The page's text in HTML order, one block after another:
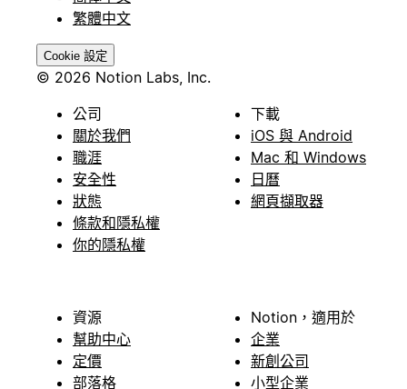
繁體中文
Cookie 設定
© 2026 Notion Labs, Inc.
公司
關於我們
職涯
安全性
狀態
條款和隱私權
你的隱私權
下載
iOS 與 Android
Mac 和 Windows
日曆
網頁擷取器
資源
幫助中心
定價
部落格
Notion，適用於
企業
新創公司
小型企業